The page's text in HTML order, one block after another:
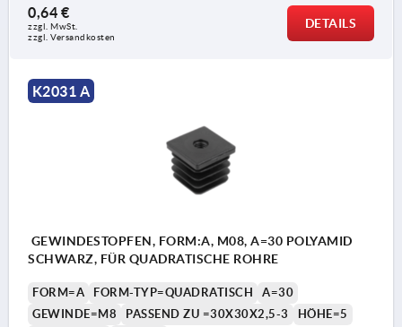
0,64 €
zzgl. MwSt.
zzgl. Versandkosten
DETAILS
K2031 A
GEWINDESTOPFEN, FORM:A, M08, A=30 POLYAMID
SCHWARZ, FÜR QUADRATISCHE ROHRE
FORM=A FORM-TYP=QUADRATISCH
A=30
GEWINDE=M8
PASSEND ZU =30X30X2,5-3
HÖHE=5